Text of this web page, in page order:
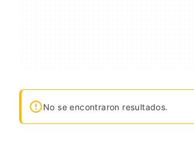
No se encontraron resultados.